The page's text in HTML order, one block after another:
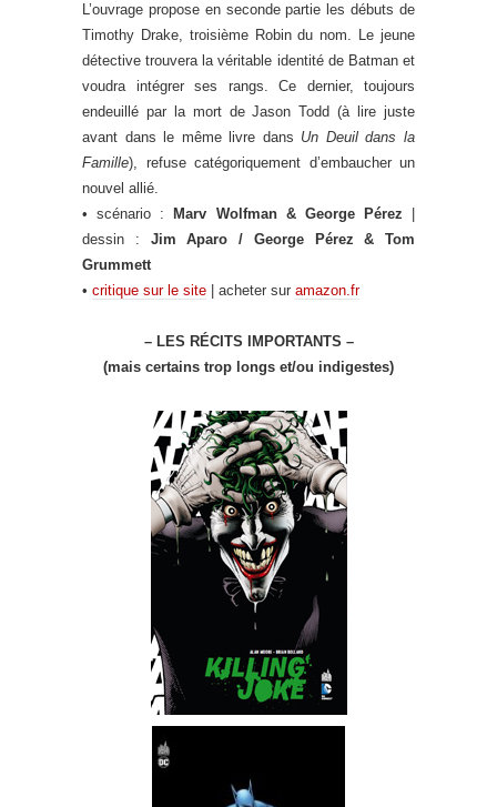
L’ouvrage propose en seconde partie les débuts de
Timothy Drake, troisième Robin du nom. Le jeune
détective trouvera la véritable identité de Batman et
voudra intégrer ses rangs. Ce dernier, toujours
endeuillé par la mort de Jason Todd (à lire juste
avant dans le même livre dans Un Deuil dans la
Famille), refuse catégoriquement d’embaucher un
nouvel allié.
• scénario :
Marv Wolfman & George Pérez
dessin : Jim Aparo / George Pérez & Tom
Grummett
• critique sur le site | acheter sur amazon.fr
– LES RÉCITS IMPORTANTS –
(mais certains trop longs et/ou indigestes)